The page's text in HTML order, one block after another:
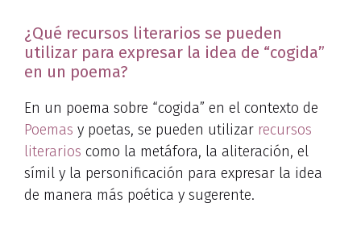
¿Qué recursos literarios se pueden
utilizar para expresar la idea de “cogida”
en un poema?
En un poema sobre “cogida” en el contexto de
Poemas y poetas, se pueden utilizar recursos
literarios como la metáfora, la aliteración, el
símil y la personificación para expresar la idea
de manera más poética y sugerente.